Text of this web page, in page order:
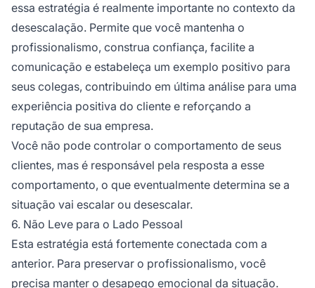
essa estratégia é realmente importante no contexto da
desescalação. Permite que você mantenha o
profissionalismo, construa confiança, facilite a
comunicação e estabeleça um exemplo positivo para
seus colegas, contribuindo em última análise para uma
experiência positiva do cliente e reforçando a
reputação de sua empresa.
Você não pode controlar o comportamento de seus
clientes, mas é responsável pela resposta a esse
comportamento, o que eventualmente determina se a
situação vai escalar ou desescalar.
6. Não Leve para o Lado Pessoal
Esta estratégia está fortemente conectada com a
anterior. Para preservar o profissionalismo, você
precisa manter o desapego emocional da situação.